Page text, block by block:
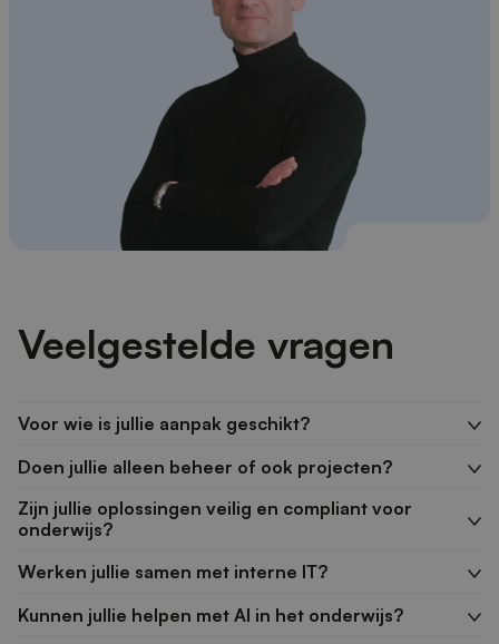
Veelgestelde vragen
Voor wie is jullie aanpak geschikt?
Doen jullie alleen beheer of ook projecten?
Zijn jullie oplossingen veilig en compliant voor
onderwijs?
Werken jullie samen met interne IT?
Kunnen jullie helpen met AI in het onderwijs?